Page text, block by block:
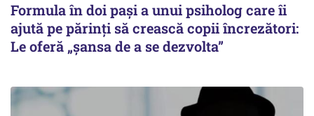
Formula în doi pași a unui psiholog care îi
ajută pe părinți să crească copii încrezători:
Le oferă „șansa de a se dezvolta”